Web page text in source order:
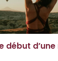
début